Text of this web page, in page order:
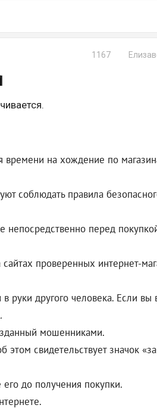
1167
времени на хождение по
соблюдать правила
перед
проверенных интернет-
другого человека. Если вы
мошенниками.
свидетельствует значок
до получения покупки.